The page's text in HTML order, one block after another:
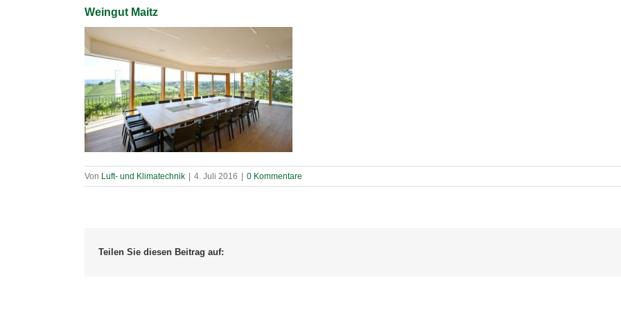
Weingut Maitz
Von Luft- und Klimatechnik | 4. Juli 2016 | 0 Kommentare
Teilen Sie diesen Beitrag auf: